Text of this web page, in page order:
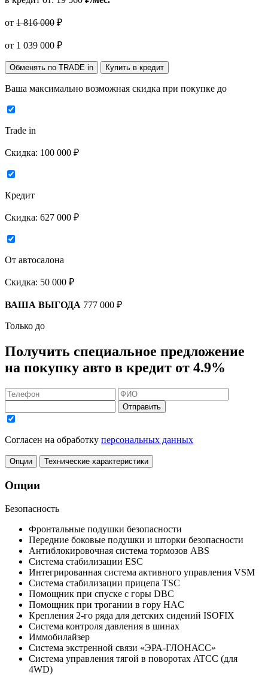
от 1 816 000 ₽
от 1 039 000 ₽
Обменять по TRADE in Купить в кредит
Ваша максимально возможная скидка при покупке до
Trade in
Скидка: 100 000 ₽
Кредит
Скидка: 627 000 ₽
От автосалона
Скидка: 50 000 ₽
ВАША ВЫГОДА 777 000 ₽
Только до
Получить специальное предложение
на покупку авто в кредит от 4.9%
Отправить
Согласен на обработку персональных данных
Опции Технические характеристики
Опции
Безопасность
Фронтальные подушки безопасности
Передние боковые подушки и шторки безопасности
Антиблокировочная система тормозов ABS
Система стабилизации ESC
Интегрированная система активного управления VSM
Система стабилизации прицепа TSC
Помощник при спуске с горы DBC
Помощник при трогании в гору HAC
Крепления 2-го ряда для детских сидений ISOFIX
Система контроля давления в шинах
Иммобилайзер
Система экстренной связи «ЭРА-ГЛОНАСС»
Система управления тягой в поворотах ATCC (для
4WD)